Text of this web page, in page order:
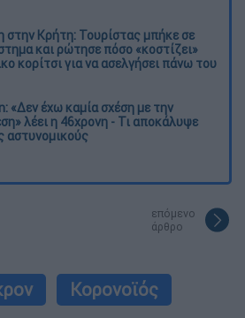
στην Κρήτη: Τουρίστας μπήκε σε
και ρώτησε πόσο «κοστίζει»
κορίτσι για να ασελγήσει πάνω του
«Δεν έχω καμία σχέση με την
λέει η 46χρονη - Τι αποκάλυψε
αστυνομικούς
επόμενο
άρθρο
Κορονοϊός